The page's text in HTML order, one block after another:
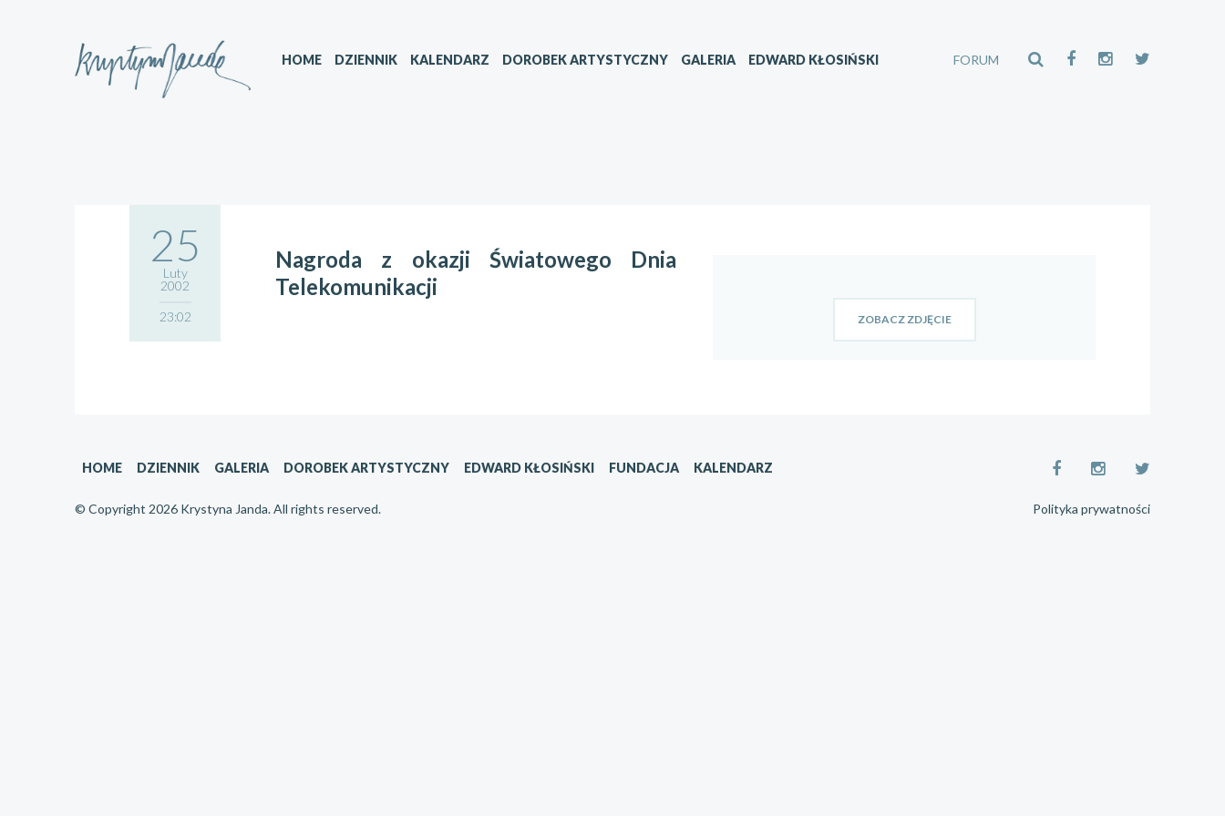
FORUM
HOME DZIENNIK KALENDARZ DOROBEK ARTYSTYCZNY GALERIA EDWARD KŁOSIŃSKI
25
Luty
2002
23:02
ZOBACZ ZDJĘCIE
Nagroda z okazji Światowego Dnia
Telekomunikacji
HOME DZIENNIK GALERIA DOROBEK ARTYSTYCZNY EDWARD KŁOSIŃSKI FUNDACJA KALENDARZ
Polityka prywatności
© Copyright 2026 Krystyna Janda. All rights reserved.